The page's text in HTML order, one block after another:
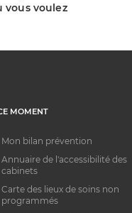
vous voulez
MOMENT
Mon bilan prévention
Annuaire de l'accessibilité des
cabinets
Carte des lieux de soins non
programmés